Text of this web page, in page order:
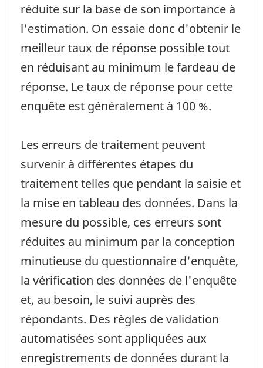
réduite sur la base de son importance à
l'estimation. On essaie donc d'obtenir le
meilleur taux de réponse possible tout
en réduisant au minimum le fardeau de
réponse. Le taux de réponse pour cette
enquête est généralement à 100 %.
Les erreurs de traitement peuvent
survenir à différentes étapes du
traitement telles que pendant la saisie et
la mise en tableau des données. Dans la
mesure du possible, ces erreurs sont
réduites au minimum par la conception
minutieuse du questionnaire d'enquête,
la vérification des données de l'enquête
et, au besoin, le suivi auprès des
répondants. Des règles de validation
automatisées sont appliquées aux
enregistrements de données durant la